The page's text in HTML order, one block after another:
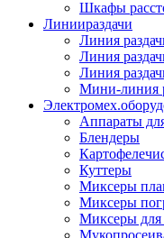
Шкафы
Линиираздачи
Линия
Линия
Линия
Мини-линия
Электромех.
Аппараты
Блендеры
Куттеры
Миксеры
Миксеры
Миксеры для